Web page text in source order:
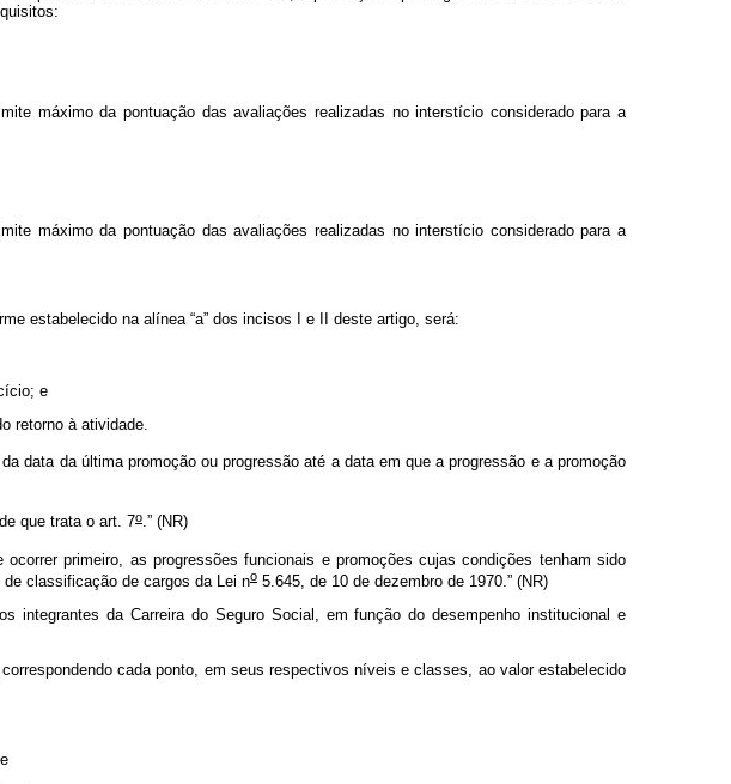
máximo da pontuação das avaliações realizadas no interstício considerado para a
máximo da pontuação das avaliações realizadas no interstício considerado para a
estabelecido na alínea “a” dos incisos I e II deste artigo, será:
e
retorno à atividade.
data da última promoção ou progressão até a data em que a progressão e a promoção
que trata o art. 7o.” (NR)
ocorrer primeiro, as progressões funcionais e promoções cujas condições tenham sido
classificação de cargos da Lei no 5.645, de 10 de dezembro de 1970.” (NR)
da Carreira do Seguro Social, em função do desempenho institucional e
cada ponto, em seus respectivos níveis e classes, ao valor estabelecido